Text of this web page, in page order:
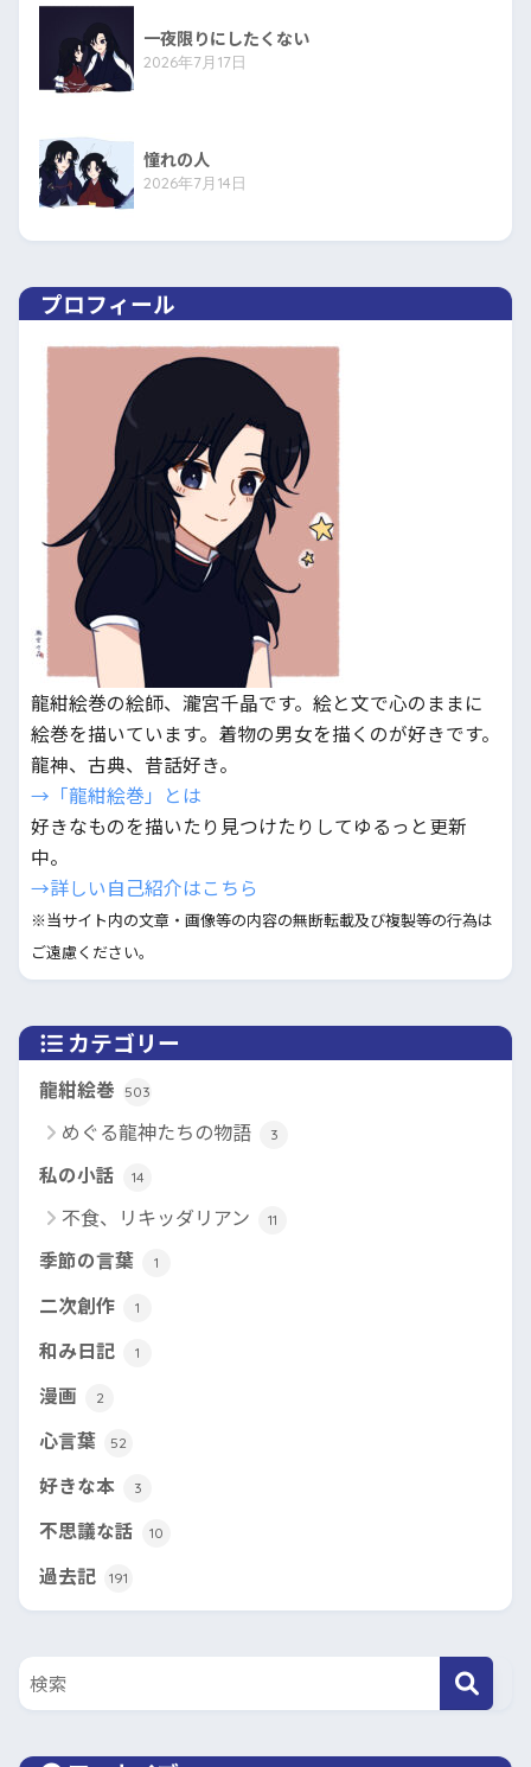
一夜限りにしたくない
2026年7月17日
憧れの人
2026年7月14日
プロフィール
龍紺絵巻の絵師、瀧宮千晶です。絵と文で心のままに
絵巻を描いています。着物の男女を描くのが好きです。
龍神、古典、昔話好き。
→「龍紺絵巻」とは
好きなものを描いたり見つけたりしてゆるっと更新
中。
→詳しい自己紹介はこちら
※当サイト内の文章・画像等の内容の無断転載及び複製等の行為は
ご遠慮ください。
カテゴリー
龍紺絵巻 503
めぐる龍神たちの物語 3
私の小話 14
不食、リキッダリアン 11
季節の言葉 1
二次創作 1
和み日記 1
漫画 2
心言葉 52
好きな本 3
不思議な話 10
過去記 191